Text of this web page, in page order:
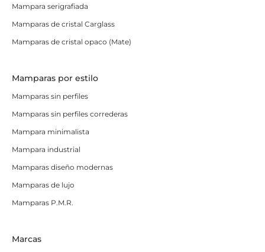
Mampara serigrafiada
Mamparas de cristal Carglass
Mamparas de cristal opaco (Mate)
Mamparas por estilo
Mamparas sin perfiles
Mamparas sin perfiles correderas
Mampara minimalista
Mampara industrial
Mamparas diseño modernas
Mamparas de lujo
Mamparas P.M.R.
Marcas